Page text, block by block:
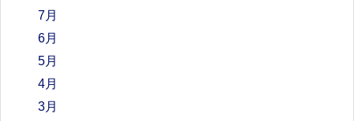
7月
6月
5月
4月
3月